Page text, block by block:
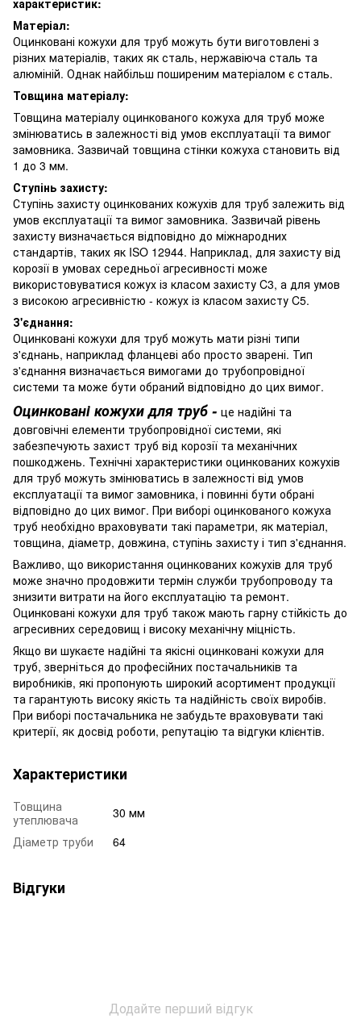
характеристик:
Матеріал:
Оцинковані кожухи для труб можуть бути виготовлені з
різних матеріалів, таких як сталь, нержавіюча сталь та
алюміній. Однак найбільш поширеним матеріалом є сталь.
Товщина матеріалу:
Товщина матеріалу оцинкованого кожуха для труб може
змінюватись в залежності від умов експлуатації та вимог
замовника. Зазвичай товщина стінки кожуха становить від
1 до 3 мм.
Ступінь захисту:
Ступінь захисту оцинкованих кожухів для труб залежить від
умов експлуатації та вимог замовника. Зазвичай рівень
захисту визначається відповідно до міжнародних
стандартів, таких як ISO 12944. Наприклад, для захисту від
корозії в умовах середньої агресивності може
використовуватися кожух із класом захисту C3, а для умов
з високою агресивністю - кожух із класом захисту C5.
З'єднання:
Оцинковані кожухи для труб можуть мати різні типи
з'єднань, наприклад фланцеві або просто зварені. Тип
з'єднання визначається вимогами до трубопровідної
системи та може бути обраний відповідно до цих вимог.
Оцинковані кожухи для труб - це надійні та
довговічні елементи трубопровідної системи, які
забезпечують захист труб від корозії та механічних
пошкоджень. Технічні характеристики оцинкованих кожухів
для труб можуть змінюватись в залежності від умов
експлуатації та вимог замовника, і повинні бути обрані
відповідно до цих вимог. При виборі оцинкованого кожуха
труб необхідно враховувати такі параметри, як матеріал,
товщина, діаметр, довжина, ступінь захисту і тип з'єднання.
Важливо, що використання оцинкованих кожухів для труб
може значно продовжити термін служби трубопроводу та
знизити витрати на його експлуатацію та ремонт.
Оцинковані кожухи для труб також мають гарну стійкість до
агресивних середовищ і високу механічну міцність.
Якщо ви шукаєте надійні та якісні оцинковані кожухи для
труб, зверніться до професійних постачальників та
виробників, які пропонують широкий асортимент продукції
та гарантують високу якість та надійність своїх виробів.
При виборі постачальника не забудьте враховувати такі
критерії, як досвід роботи, репутацію та відгуки клієнтів.
Характеристики
Товщина
утеплювача
30 мм
Діаметр труби
64
Відгуки
Додайте перший відгук